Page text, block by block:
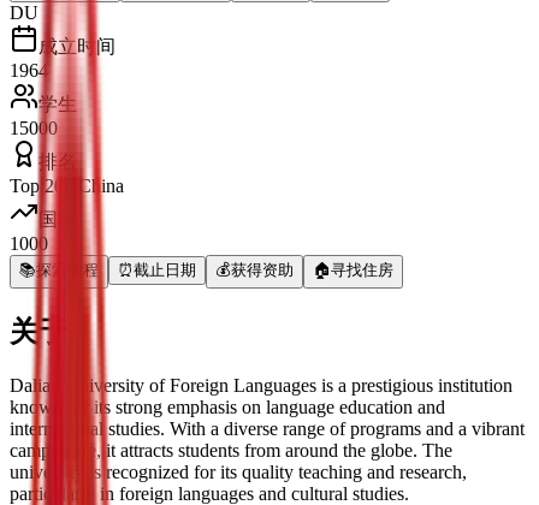
DU
成立时间
1964
学生
15000
排名
Top 200 China
国际
1000
📚探索课程 ⏰截止日期 💰获得资助 🏠寻找住房
关于
Dalian University of Foreign Languages is a prestigious institution
known for its strong emphasis on language education and
international studies. With a diverse range of programs and a vibrant
campus life, it attracts students from around the globe. The
university is recognized for its quality teaching and research,
particularly in foreign languages and cultural studies.